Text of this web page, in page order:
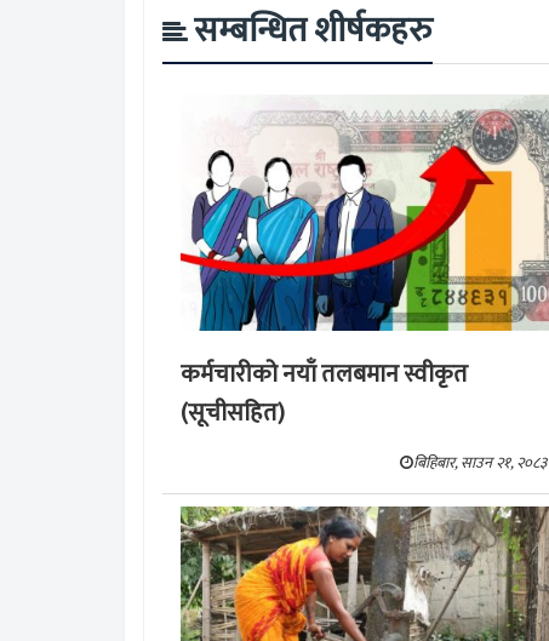
सम्बन्धित शीर्षकहरु
कर्मचारीको नयाँ तलबमान स्वीकृत
(सूचीसहित)
बिहिबार, साउन २१, २०८३